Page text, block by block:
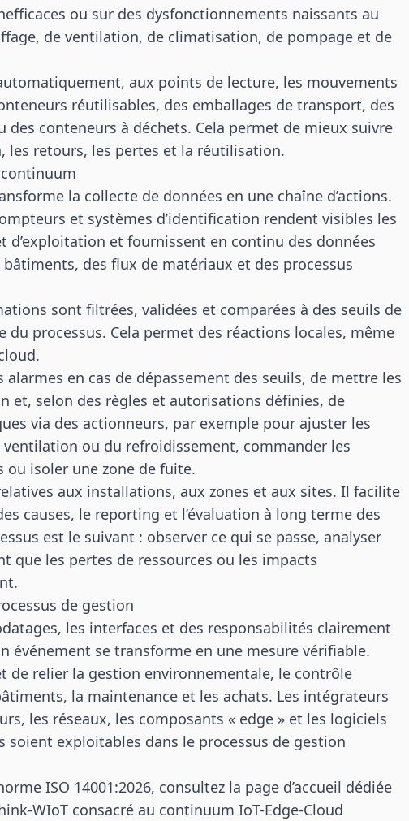
ou sur des dysfonctionnements naissants au
de ventilation, de climatisation, de pompage et de
aux points de lecture, les mouvements
réutilisables, des emballages de transport, des
des conteneurs à déchets. Cela permet de mieux suivre
les retours, les pertes et la réutilisation.
continuum
la collecte de données en une chaîne d’actions.
et systèmes d’identification rendent visibles les
d’exploitation et fournissent en continu des données
des flux de matériaux et des processus
sont filtrées, validées et comparées à des seuils de
processus. Cela permet des réactions locales, même
en cas de dépassement des seuils, de mettre les
et, selon des règles et autorisations définies, de
via des actionneurs, par exemple pour ajuster les
ou du refroidissement, commander les
ou isoler une zone de fuite.
aux installations, aux zones et aux sites. Il facilite
causes, le reporting et l’évaluation à long terme des
est le suivant : observer ce qui se passe, analyser
que les pertes de ressources ou les impacts
de gestion
les interfaces et des responsabilités clairement
événement se transforme en une mesure vérifiable.
de relier la gestion environnementale, le contrôle
la maintenance et les achats. Les intégrateurs
les réseaux, les composants « edge » et les logiciels
soient exploitables dans le processus de gestion
ISO 14001:2026, consultez la page d’accueil dédiée
WIoT consacré au continuum IoT-Edge-Cloud